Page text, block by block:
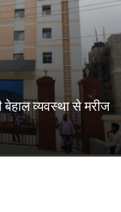
व्यवस्था से मरीज